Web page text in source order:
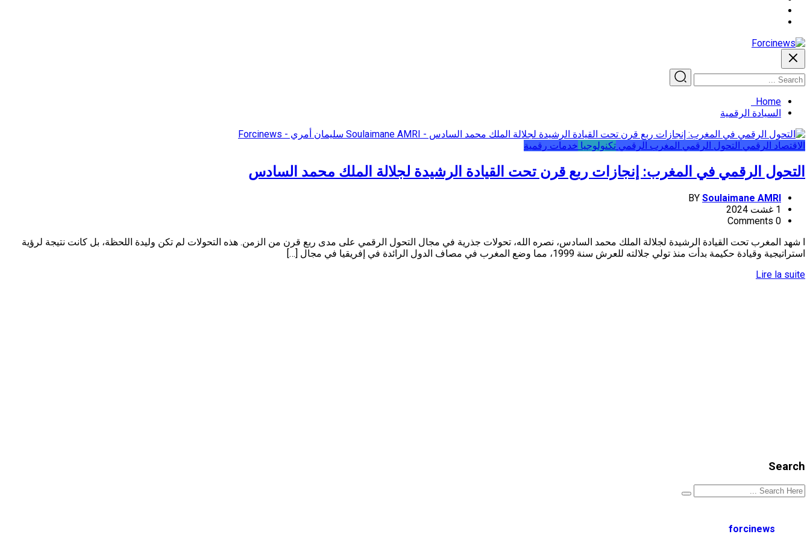
Home
السيادة الرقمية
اﻻقتصاد الرقمي التحول الرقمي المغرب الرقمي تكنولوجيا خدمات رقمية
التحول الرقمي في المغرب: إنجازات ربع قرن تحت القيادة الرشيدة لجلالة الملك محمد السادس
BY Soulaimane AMRI
1 غشت 2024
0 Comments
ا شهد المغرب تحت القيادة الرشيدة لجلالة الملك محمد السادس، نصره الله، تحولات جذرية في مجال التحول الرقمي على مدى ربع قرن من الزمن. هذه التحولات لم تكن وليدة اللحظة، بل كانت نتيجة لرؤية
استراتيجية وقيادة حكيمة بدأت منذ تولي جلالته للعرش سنة 1999، مما وضع المغرب في مصاف الدول الرائدة في إفريقيا في مجال […]
Lire la suite
Search
forcinews